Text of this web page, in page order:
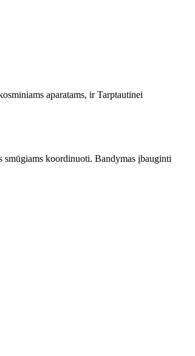
aparatams, ir Tarptautinei
smūgiams koordinuoti. Bandymas įbauginti